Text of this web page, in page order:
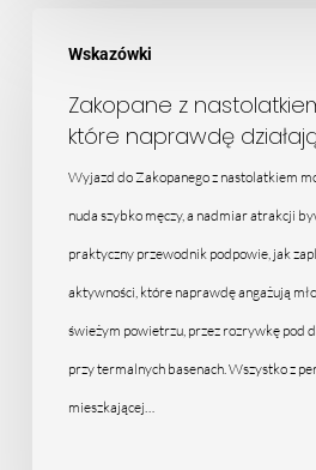
Wskazówki
nastolatkiem
pomysły,
które
naprawdę
działają
Zakopane z
które naprawdę
Wyjazd do Zakopanego z nastolatkiem
nuda szybko męczy, a nadmiar atrakcji
praktyczny przewodnik podpowie, jak
aktywności, które naprawdę angażują
świeżym powietrzu, przez rozrywkę pod
przy termalnych basenach. Wszystko z
mieszkającej…